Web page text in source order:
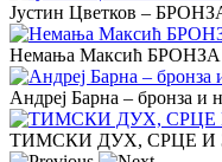
Јустин Цветков –
Немањa Максић БРОНЗА
Андреј Барна – бронза и
ТИМСКИ ДУХ, СРЦЕ И